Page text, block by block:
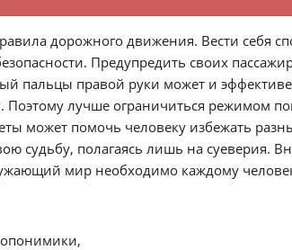
дорожного движения. Вести себя
Предупредить своих
пальцы правой руки может и
Поэтому лучше ограничиться режимом
может помочь человеку избежать
судьбу, полагаясь лишь на суеверия.
мир необходимо каждому